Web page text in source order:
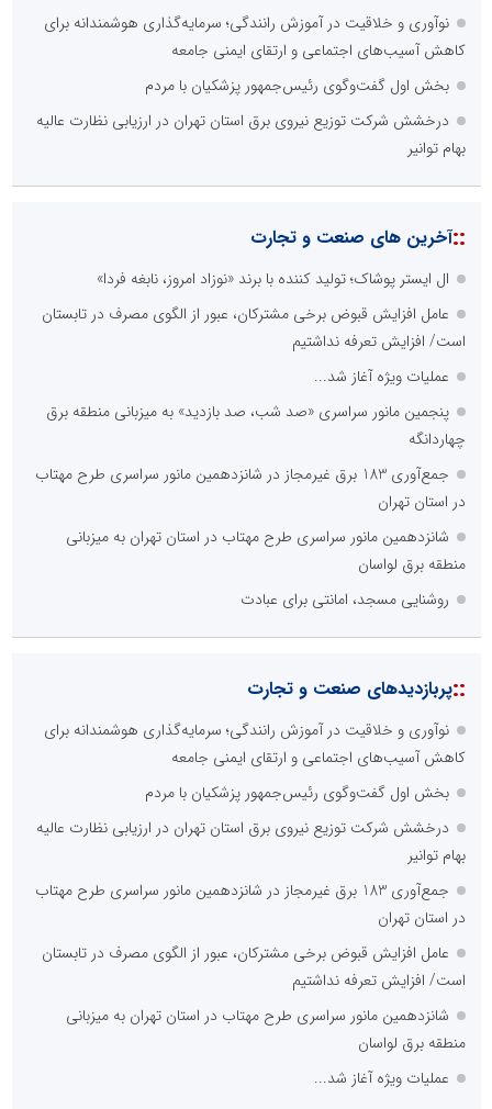
نوآوری و خلاقیت در آموزش رانندگی؛ سرمایه‌گذاری هوشمندانه برای
کاهش آسیب‌های اجتماعی و ارتقای ایمنی جامعه
بخش اول گفت‌وگوی رئیس‌جمهور پزشکیان با مردم
درخشش شرکت توزیع نیروی برق استان تهران در ارزیابی نظارت عالیه
بهام توانیر
::آخرین های صنعت و تجارت
ال ایستر پوشاک؛ تولید کننده با برند «نوزاد امروز، نابغه فردا»
عامل افزایش قبوض برخی مشترکان، عبور از الگوی مصرف در تابستان
است/ افزایش تعرفه نداشتیم
عملیات ویژه آغاز شد...
پنجمین مانور سراسری «صد شب، صد بازدید» به میزبانی منطقه برق
چهاردانگه
جمع‌آوری 183 برق غیرمجاز در شانزدهمین مانور سراسری طرح مهتاب
در استان تهران
شانزدهمین مانور سراسری طرح مهتاب در استان تهران به میزبانی
منطقه برق لواسان
روشنایی مسجد، امانتی برای عبادت
::پربازدیدهای صنعت و تجارت
نوآوری و خلاقیت در آموزش رانندگی؛ سرمایه‌گذاری هوشمندانه برای
کاهش آسیب‌های اجتماعی و ارتقای ایمنی جامعه
بخش اول گفت‌وگوی رئیس‌جمهور پزشکیان با مردم
درخشش شرکت توزیع نیروی برق استان تهران در ارزیابی نظارت عالیه
بهام توانیر
جمع‌آوری 183 برق غیرمجاز در شانزدهمین مانور سراسری طرح مهتاب
در استان تهران
عامل افزایش قبوض برخی مشترکان، عبور از الگوی مصرف در تابستان
است/ افزایش تعرفه نداشتیم
شانزدهمین مانور سراسری طرح مهتاب در استان تهران به میزبانی
منطقه برق لواسان
عملیات ویژه آغاز شد...